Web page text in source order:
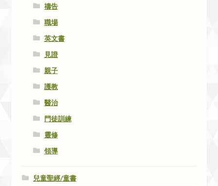
禱告
職場
英文書
見證
親子
護教
醫治
門徒訓練
靈修
領導
兒童聖經/童書